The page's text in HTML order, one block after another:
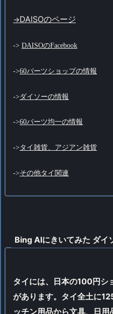
->DAISOのページ
-> DAISOのFacebook
->60バーツショップの情報
-> ダイソーの情報
->60バーツ均一の情報
-> タイ雑貨、アジアン雑貨
->その他タイ関連
Bing AIにきいてみた ダイ
タイには、日本の100円シ
があります。タイ全土に
ッチン用品から文具、日